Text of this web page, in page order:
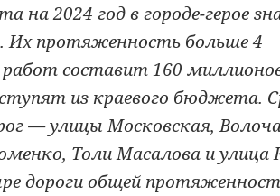
на 2024 год в городе-герое
Их протяженность больше 4
составит 160
из краевого бюджета.
— улицы Московская,
Толи Масалова и улица
дороги общей